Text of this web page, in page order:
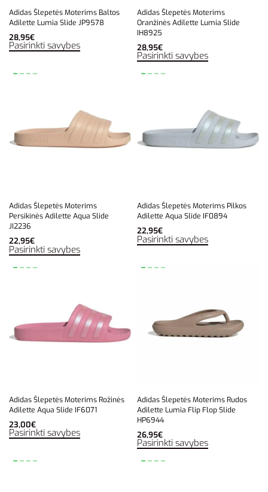
Adidas Šlepetės Moterims Baltos
Adilette Lumia Slide JP9578
28,95€
Pasirinkti savybes
Adidas Šlepetės Moterims
Oranžinės Adilette Lumia Slide
IH8925
28,95€
Pasirinkti savybes
Adidas Šlepetės Moterims
Persikinės Adilette Aqua Slide
JI2236
22,95€
Pasirinkti savybes
Adidas Šlepetės Moterims Pilkos
Adilette Aqua Slide IF0894
22,95€
Pasirinkti savybes
Adidas Šlepetės Moterims Rožinės
Adilette Aqua Slide IF6071
23,00€
Pasirinkti savybes
Adidas Šlepetės Moterims Rudos
Adilette Lumia Flip Flop Slide
HP6944
26,95€
Pasirinkti savybes